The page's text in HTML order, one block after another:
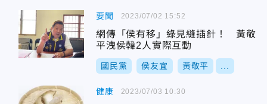
要聞
網傳「侯有移」綠見縫插針！ 黃敬
平洩侯韓2人實際互動
國民黨 侯友宜 黃敬平
2023/07/02 15:52
健康 2023/07/03 10:30